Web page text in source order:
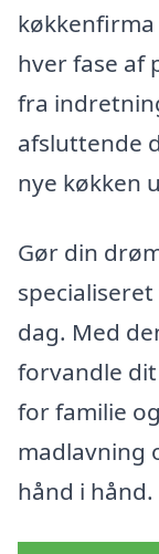
hver fase af
fra
afsluttende
nye køkken
Gør din
dag. Med
forvandle
for familie
madlavning
hånd i hånd.